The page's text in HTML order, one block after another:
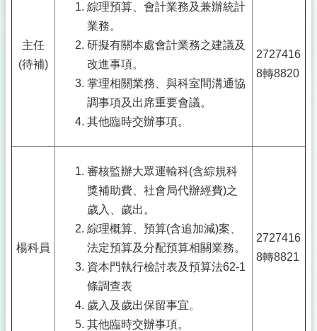
主任
(待補)
綜理預算、會計業務及兼辦統計
業務。
研擬有關本處會計業務之建議及
改進事項。
掌理相關業務、與科室間溝通協
調事項及出席重要會議。
其他臨時交辦事項。
2727416
8轉8820
楊科員
審核監辦大眾運輸科(含綜規科
獎補助費、社會局代辦經費)之
歲入、歲出。
綜理概算、預算(含追加減)案、
法定預算及分配預算相關業務。
資本門執行檢討表及預算法62-1
條調查表
歲入及歲出保留事宜。
其他臨時交辦事項。
2727416
8轉8821